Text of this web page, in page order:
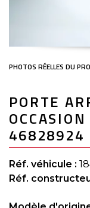
to
the
beginning
of
the
images
gallery
PORTE
46828924
Réf. véhicule :
Réf.